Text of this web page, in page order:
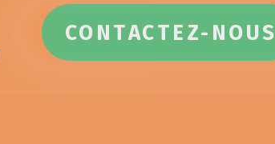
CONTACTEZ-NOUS